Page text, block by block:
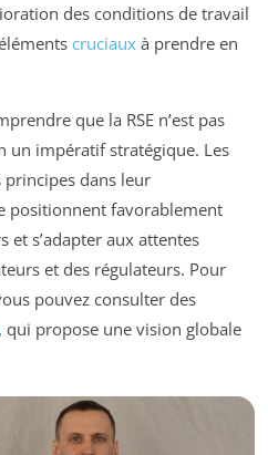
des conditions de travail
cruciaux à prendre en
que la RSE n’est pas
un impératif stratégique. Les
dans leur
positionnent favorablement
s’adapter aux attentes
et des régulateurs. Pour
pouvez consulter des
, qui propose une vision globale